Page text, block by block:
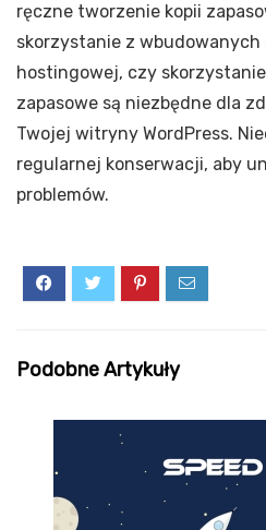
ręczne tworzenie kopii
skorzystanie z wbudowanych
hostingowej, czy
zapasowe są niezbędne dla
Twojej witryny WordPress.
regularnej konserwacji, aby
problemów.
Podobne Artykuły